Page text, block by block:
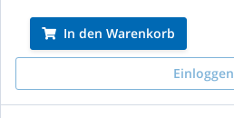
In den Warenkorb
Einloggen